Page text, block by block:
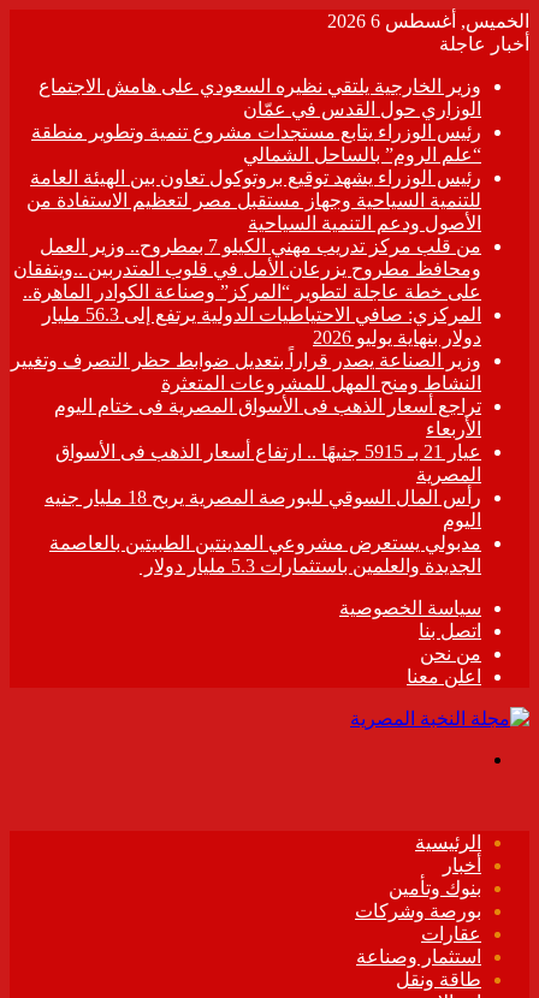
الخميس, أغسطس 6 2026
أخبار عاجلة
وزير الخارجية يلتقي نظيره السعودي على هامش الاجتماع
الوزاري حول القدس في عمّان
رئيس الوزراء يتابع مستجدات مشروع تنمية وتطوير منطقة
“علم الروم” بالساحل الشمالي
رئيس الوزراء يشهد توقيع بروتوكول تعاون بين الهيئة العامة
للتنمية السياحية وجهاز مستقبل مصر لتعظيم الاستفادة من
الأصول ودعم التنمية السياحية
من قلب مركز تدريب مهني الكيلو 7 بمطروح.. وزير العمل
ومحافظ مطروح يزرعان الأمل في قلوب المتدربين ..ويتفقان
على خطة عاجلة لتطوير “المركز” وصناعة الكوادر الماهرة..
المركزي: صافي الاحتياطيات الدولية يرتفع إلى 56.3 مليار
دولار بنهاية يوليو 2026
وزير الصناعة يصدر قراراً بتعديل ضوابط حظر التصرف وتغيير
النشاط ومنح المهل للمشروعات المتعثرة
تراجع أسعار الذهب فى الأسواق المصرية فى ختام اليوم
الأربعاء
عيار 21 بـ 5915 جنيهًا .. ارتفاع أسعار الذهب فى الأسواق
المصرية
رأس المال السوقي للبورصة المصرية يربح 18 مليار جنيه
اليوم
مدبولي يستعرض مشروعي المدينتين الطبيتين بالعاصمة
الجديدة والعلمين باستثمارات 5.3 مليار دولار
سياسة الخصوصية
اتصل بنا
من نحن
اعلن معنا
الرئيسية
أخبار
بنوك وتأمين
بورصة وشركات
عقارات
استثمار وصناعة
طاقة ونقل